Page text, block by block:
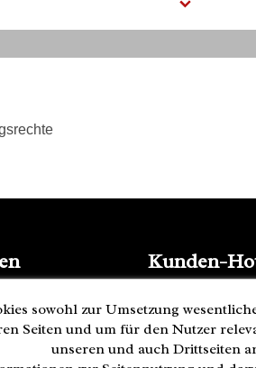
Kunden-
Mo - Fr 08:00 -
sowohl zur Umsetzung
Seiten und um für den Nutzer
unseren und auch Drittseiten